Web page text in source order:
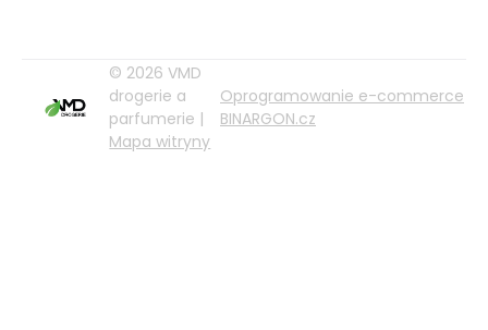
© 2026 VMD
drogerie a
parfumerie |
Mapa witryny
Oprogramowanie e-commerce
BINARGON.cz